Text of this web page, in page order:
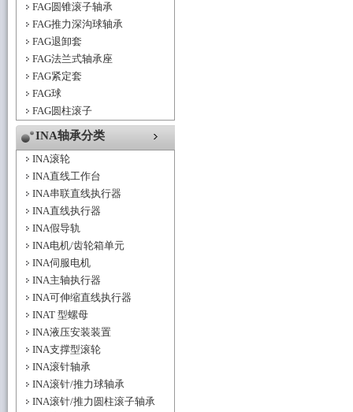
FAG圆锥滚子轴承
FAG推力深沟球轴承
FAG退卸套
FAG法兰式轴承座
FAG紧定套
FAG球
FAG圆柱滚子
INA轴承分类
INA滚轮
INA直线工作台
INA串联直线执行器
INA直线执行器
INA假导轨
INA电机/齿轮箱单元
INA伺服电机
INA主轴执行器
INA可伸缩直线执行器
INAT 型螺母
INA液压安装装置
INA支撑型滚轮
INA滚针轴承
INA滚针/推力球轴承
INA滚针/推力圆柱滚子轴承